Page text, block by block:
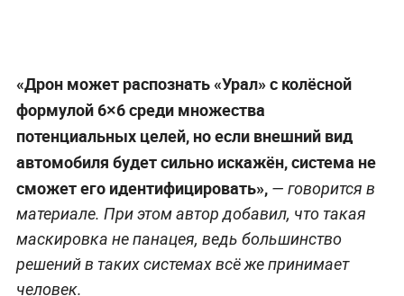
«Дрон может распознать «Урал» с колёсной
формулой 6×6 среди множества
потенциальных целей, но если внешний вид
автомобиля будет сильно искажён, система не
сможет его идентифицировать»,— говорится в
материале. При этом автор добавил, что такая
маскировка не панацея, ведь большинство
решений в таких системах всё же принимает
человек.